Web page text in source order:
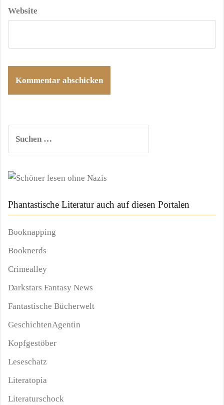
Website
nach:
Phantastische Literatur auch auf diesen Portalen
Booknapping
Booknerds
Crimealley
Darkstars Fantasy News
Fantastische Bücherwelt
GeschichtenAgentin
Kopfgestöber
Leseschatz
Literatopia
Literaturschock